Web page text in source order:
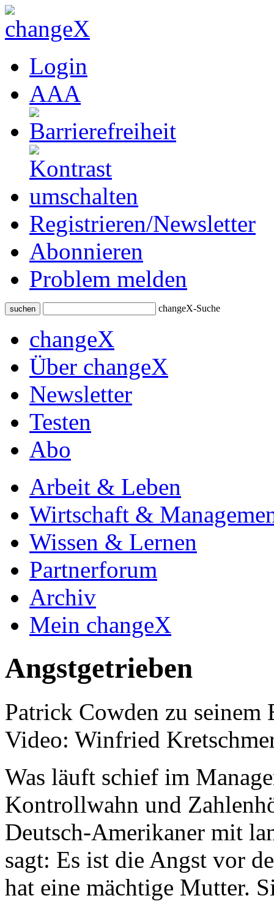
Login
AAA
Registrieren/Newsletter
Abonnieren
Problem melden
suchen changeX-Suche
changeX
Über changeX
Newsletter
Testen
Abo
Arbeit & Leben
Wirtschaft &
Wissen & Lernen
Partnerforum
Archiv
Mein changeX
Angstgetrieben
Patrick Cowden zu seinem
Video: Winfried
Was läuft schief im
Kontrollwahn und
Deutsch-Amerikaner mit
sagt: Es ist die Angst vor
hat eine mächtige Mutter.